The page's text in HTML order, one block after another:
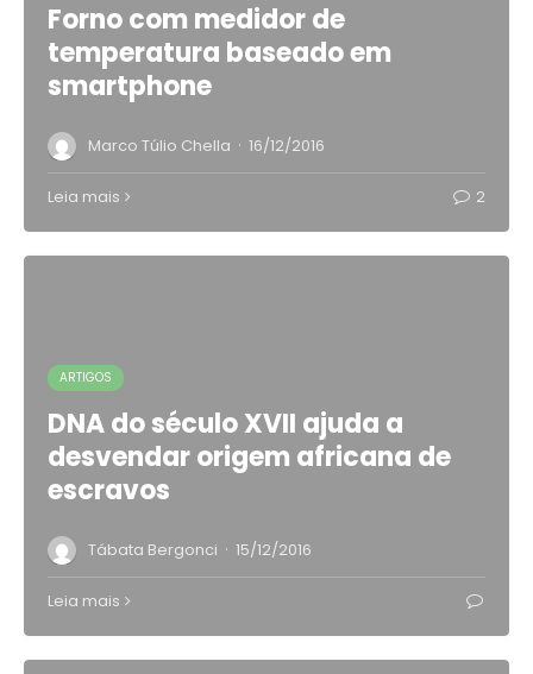
Forno com medidor de
temperatura baseado em
smartphone
Marco Túlio Chella · 16/12/2016
Leia mais 2
ARTIGOS
DNA do século XVII ajuda a
desvendar origem africana de
escravos
Tábata Bergonci · 15/12/2016
Leia mais